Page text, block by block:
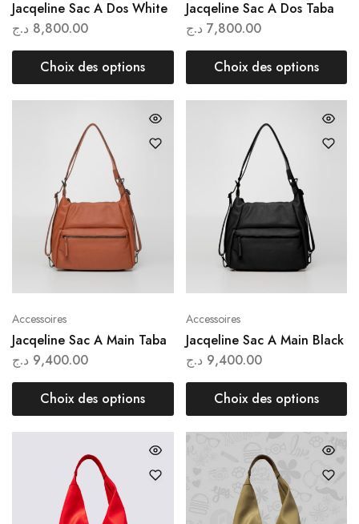
Jacqeline Sac A Dos White
8,800.00 د.ج
Choix des options
Jacqeline Sac A Dos Taba
7,800.00 د.ج
Choix des options
Accessoires
Jacqeline Sac A Main Taba
9,400.00 د.ج
Choix des options
Accessoires
Jacqeline Sac A Main Black
9,400.00 د.ج
Choix des options